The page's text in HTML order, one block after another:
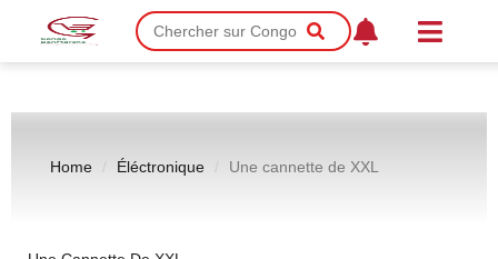
Home Éléctronique Une cannette de XXL